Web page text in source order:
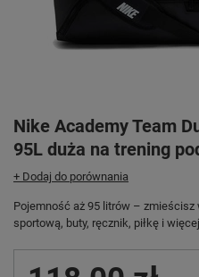
Nike Academy Team
95L duża na trening
+ Dodaj do porównania
Pojemność aż 95 litrów –
sportową, buty, ręcznik, piłkę i